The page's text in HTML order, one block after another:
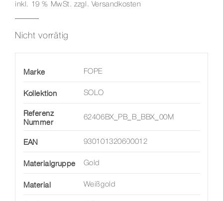
inkl. 19 % MwSt. zzgl. Versandkosten
Nicht vorrätig
Marke FOPE
Kollektion SOLO
Referenz
Nummer
62406BX_PB_B_BBX_00M
EAN 930101320600012
Materialgruppe Gold
Material Weißgold